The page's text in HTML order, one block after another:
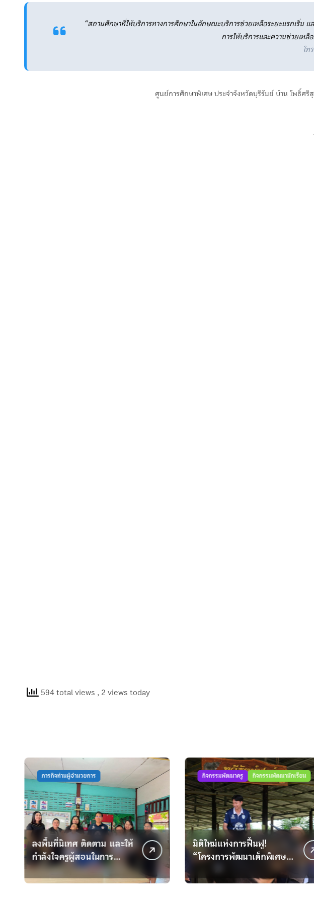
“สถานศึกษาที่ให้บริการทางการศึกษาในลักษณะบริการช่วยเหลือระยะแรกเริ่ม
การให้บริการและความช่วยเห
โท
ศูนย์การศึกษาพิเศษ ประจำจังหวัดบุรีรัมย์ บ้าน โพธิ์ศ
594 total views , 2 views today
ตาม และให้
ในการ
กิจกรรมพัฒนาครู กิจกรรมพัฒนานักเรียน
มิติใหม่แห่งการฟื้นฟู!
“โครงการพัฒนาเด็กพิเศษ
โดยใช้กระบือบำบัด
รางวัล